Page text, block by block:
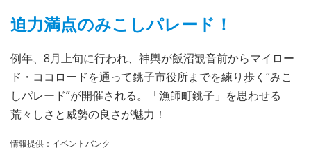
迫力満点のみこしパレード！
例年、8月上旬に行われ、神輿が飯沼観音前からマイロー
ド・ココロードを通って銚子市役所までを練り歩く“みこ
しパレード”が開催される。「漁師町銚子」を思わせる
荒々しさと威勢の良さが魅力！
情報提供：イベントバンク